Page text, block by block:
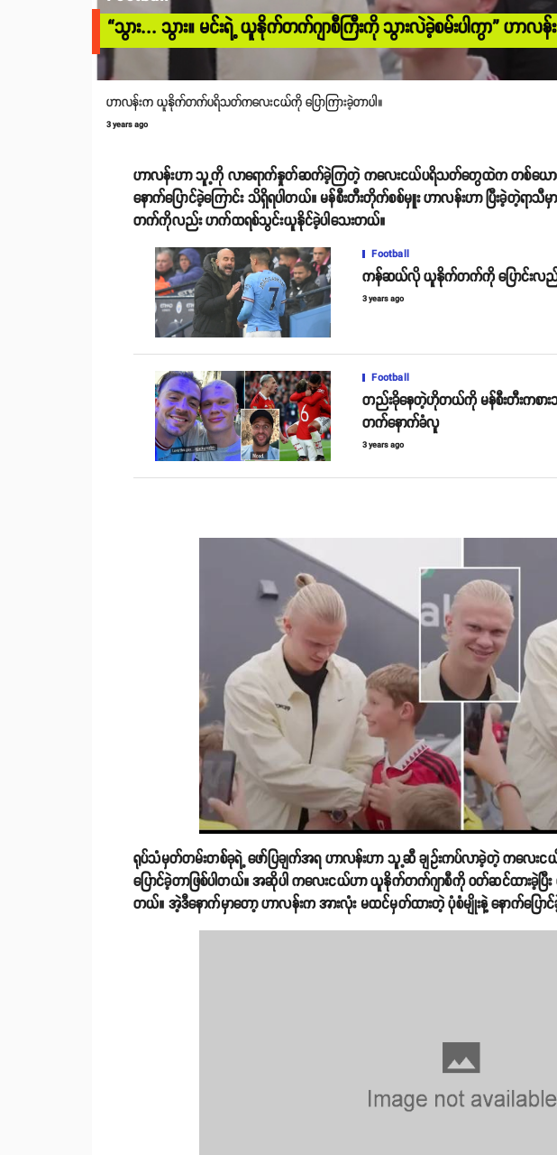
“သွား... သွား။ မင်းရဲ့ ယူနိုက်တက်ဂျာစီကြီးကို သွားလဲခဲ့စမ်းပါကွာ” ဟာလန်း
ဟာလန်းက ယူနိုက်တက်ပရိသတ်ကလေးငယ်ကို ပြောကြားခဲ့တာပါ။
3 years ago
ဟာလန်းဟာ သူ့ကို လာရောက်နှုတ်ဆက်ခဲ့ကြတဲ့ ကလေးငယ်ပရိသတ်တွေထဲက တစ်ယော
နောက်ပြောင်ခဲ့ကြောင်း သိရှိရပါတယ်။ မန်စီးတီးတိုက်စစ်မှူး ဟာလန်းဟာ ပြီးခဲ့တဲ့ရာသီ
တက်ကိုလည်း ဟက်ထရစ်သွင်းယူနိုင်ခဲ့ပါသေးတယ်။
Football
ကန်ဆယ်လို ယူနိုက်တက်ကို ပြောင်းလည်း
3 years ago
Football
တည်းခိုနေတဲ့ဟိုတယ်ကို မန်စီးတီးကစား
တက်နောက်ခံလူ
3 years ago
ရုပ်သံမှတ်တမ်းတစ်ခုရဲ့ ဖော်ပြချက်အရ ဟာလန်းဟာ သူ့ဆီ ချဥ်းကပ်လာခဲ့တဲ့ ကလေးငယ်
ပြောင်ခဲ့တာဖြစ်ပါတယ်။ အဆိုပါ ကလေးငယ်ဟာ ယူနိုက်တက်ဂျာစီကို ဝတ်ဆင်ထားခဲ့ပ
တယ်။ အဲ့ဒီနောက်မှာတော့ ဟာလန်းက အားလုံး မထင်မှတ်ထားတဲ့ ပုံစံမျိုးနဲ့ နောက်ပြောင်